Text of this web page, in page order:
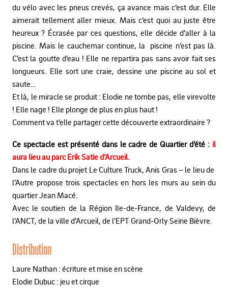
du vélo avec les pneus crevés, ça avance mais c’est dur. Elle
aimerait tellementaller mieux. Mais c’est quoi au juste être
heureux ? Écrasée par ces questions, elle décide d’aller à la
piscine. Mais le cauchemar continue, la piscine n’est pas là.
C’est la goutte d’eau ! Elle ne repartira pas sans avoir fait ses
longueurs. Elle sort une craie, dessine une piscine au sol et
saute…
Et là, le miracle se produit : Elodie ne tombe pas, elle virevolte
! Elle nage ! Elle plonge de plus en plus haut !
Comment va t’elle partager cette découverte extraordinaire ?
Ce spectacle est présenté dans le cadre de Quartier d’été : il
aura lieu au parc Erik Satie d’Arcueil.
Dans le cadre du projet Le Culture Truck, Anis Gras – le lieu de
l’Autre propose trois spectacles en hors les murs au sein du
quartierJean Macé.
Avec le soutien de la Région Ile-de-France, de Valdevy, de
l’ANCT, de la ville d’Arcueil, de l’EPT Grand-Orly Seine Bièvre
Distribution
Laure Nathan : écriture et mise en scène
Elodie Dubuc : jeu et cirque